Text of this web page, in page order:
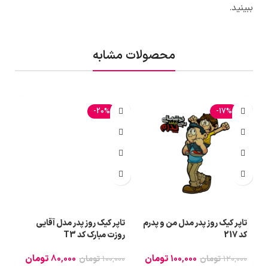
ببینید.
محصولات مشابه
-17%
تاپر کیک روز پدر مدل من و پدرم
کد 217
120,000تومان 100,000تومان
-20%
تاپر کیک روز پدر مدل آقایی
روزت مبارک کد T3
100,000تومان 80,000تومان